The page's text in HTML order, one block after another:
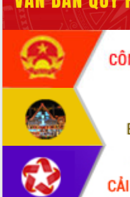
Đắk Lắk ký kết thỏa thuận hợp tác về
chuyển đổi số giai đoạn 2026 – 2030
với Tập đoàn Bưu chính Viễn thông
Việt Nam
Thứ trưởng Bộ Y tế làm việc với tỉnh
Đắk Lắk về phát triển nhân lực y tế
cho trạm y tế cấp xã
Du lịch Đắk Lắk nâng tầm trải nghiệm
du khách thông qua Hệ thống cơ sở dữ
liệu và Bản đồ số
Tập huấn ứng dụng trí tuệ nhân tạo (AI)
trong thương mại điện tử năm 2026
Đoàn đại biểu Quốc hội tỉnh Đắk Lắk
trao đổi thông tin trước Kỳ họp thứ
nhất, Quốc hội khóa XVI